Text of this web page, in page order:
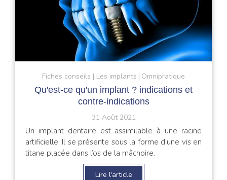
Fiches conseils Les implants Omnipratique
Qu'est-ce qu'un implant ? indications et
contre-indications
31 Août 2021
Un implant dentaire est assimilable à une racine
artificielle. Il se présente sous la forme d’une vis en
titane placée dans l’os de la mâchoire.
Lire l'article